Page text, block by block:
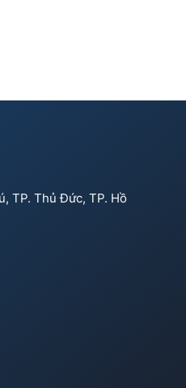
TP. Thủ Đức, TP. Hồ